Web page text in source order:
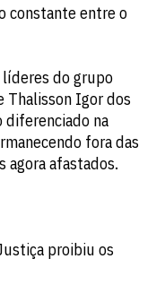
constante entre o
do grupo
Thalisson Igor dos
na
fora das
agora afastados.
proibiu os